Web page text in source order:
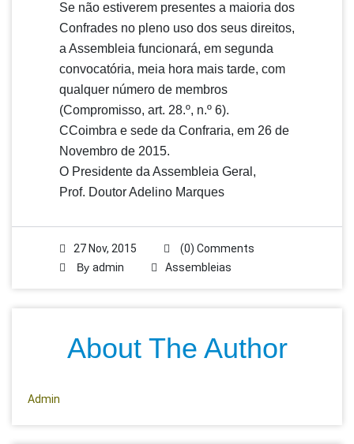
Se não estiverem presentes a maioria dos
Confrades no pleno uso dos seus direitos,
a Assembleia funcionará, em segunda
convocatória, meia hora mais tarde, com
qualquer número de membros
(Compromisso, art. 28.º, n.º 6).
CCoimbra e sede da Confraria, em 26 de
Novembro de 2015.
O Presidente da Assembleia Geral,
Prof. Doutor Adelino Marques
27 Nov, 2015
(0) Comments
By admin Assembleias
About The Author
Admin